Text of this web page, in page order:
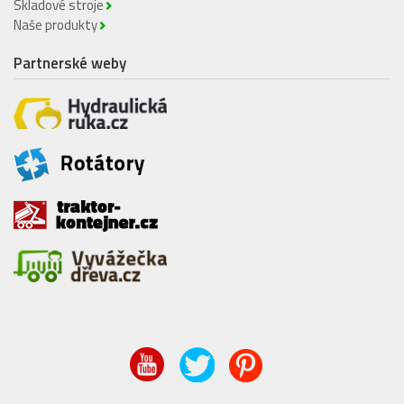
Skladové stroje
Naše produkty
Partnerské weby